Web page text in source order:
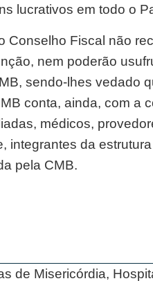
lucrativos em todo o
Conselho Fiscal não
nem poderão
sendo-lhes vedado
conta, ainda, com a
médicos,
integrantes da
pela CMB.
de Misericórdia,